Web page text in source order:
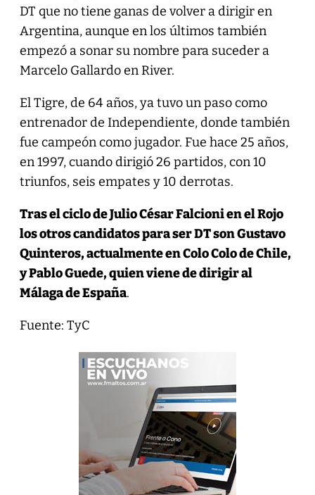
DT que no tiene ganas de volver a dirigir en
Argentina, aunque en los últimos también
empezó a sonar su nombre para suceder a
Marcelo Gallardo en River.
El Tigre, de 64 años, ya tuvo un paso como
entrenador de Independiente, donde también
fue campeón como jugador. Fue hace 25 años,
en 1997, cuando dirigió 26 partidos, con 10
triunfos, seis empates y 10 derrotas.
Tras el ciclo de Julio César Falcioni en el Rojo
los otros candidatos para ser DT son Gustavo
Quinteros, actualmente en Colo Colo de Chile,
y Pablo Guede, quien viene de dirigir al
Málaga de España.
Fuente: TyC